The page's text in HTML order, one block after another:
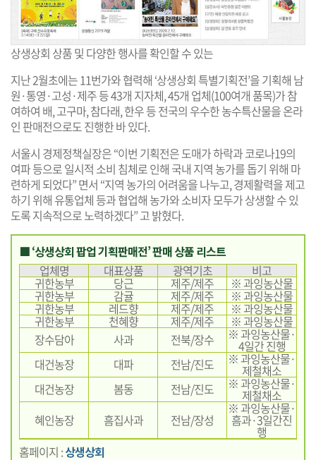
상생상회 상품 및 다양한 행사를 확인할 수 있는
지난 2월초에는 11번가와 협력해 ‘상생상회 특별기획전’을 기획해 남
원·통영·고성·제주 등 43개 지자체, 45개 업체(100여개 품목)가 참
여하여 배, 고구마, 참다래, 한우 등 전국의 우수한 농수특산물을 온라
인 판매전으로도 진행한 바 있다.
서울시 경제정책실장은 “이번 기획전은 도매가 하락과 코로나19의
여파 등으로 일시적 소비 침체로 인해 국내 지역 농가를 돕기 위해 마
련하게 되었다” 면서 “지역 농가의 어려움을 나누고, 경제활력을 제고
하기 위해 유통업체 등과 협업해 농가와 소비자 모두가 상생할 수 있
도록 지속적으로 노력하겠다” 고 밝혔다.
■ ‘상생상회 팝업 기획판매전’ 판매 상품 리스트
업체명
대표상품 광역기초 비고
귀한농부 당근 제주/제주 ※ 과잉농산물
귀한농부 감귤 제주/제주 ※ 과잉농산물
귀한농부 레드향 제주/제주 ※ 과잉농산물
귀한농부 천혜향 제주/제주
※ 과잉농산물
장수담아
사과 전북/장수 ※ 과잉농산물·
4일간 진행
대건농장
대파 전남/진도 ※ 과잉농산물·
제철채소
대건농장
봄동 전남/진도 ※ 과잉농산물·
제철채소
혜인농장
흠집사과 전남/장성
※ 과잉농산물·
흠과·3일간진
행
홈페이지 :상생상회